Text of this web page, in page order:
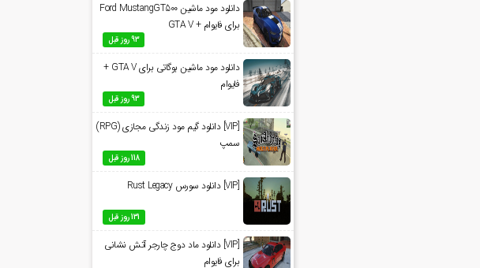
دانلود مود ماشین Ford MustangGT500
برای فایوام + GTA V
93 روز قبل
دانلود مود ماشین بوگاتی برای GTA V +
فایوام
93 روز قبل
[VIP] دانلود گیم مود زندگی مجازی (RPG)
سمپ
118 روز قبل
[VIP] دانلود سورس Rust Legacy
131 روز قبل
[VIP] دانلود ماد دوج چارجر آتش نشانی
برای فایوام